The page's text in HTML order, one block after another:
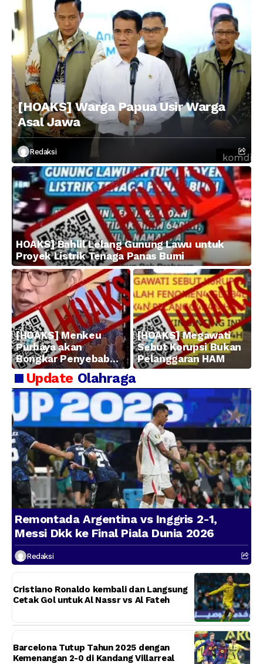
[HOAKS] Warga Papua Usir Warga
Asal Jawa
Redaksi
HOAKS] Bahlil Lelang Gunung Lawu untuk
Proyek Listrik Tenaga Panas Bumi
[HOAKS] Menkeu
Purbaya akan
Bongkar Penyebab
Kerugian BUMN
[HOAKS] Megawati
Sebut Korupsi Bukan
Pelanggaran HAM
Update Olahraga
Remontada Argentina vs Inggris 2-1,
Messi Dkk ke Final Piala Dunia 2026
Redaksi
Cristiano Ronaldo kembali dan Langsung
Cetak Gol untuk Al Nassr vs Al Fateh
Barcelona Tutup Tahun 2025 dengan
Kemenangan 2-0 di Kandang Villarreal